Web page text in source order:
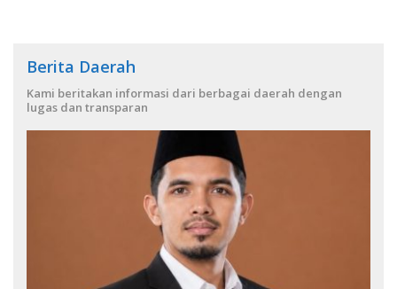
Berita Daerah
Kami beritakan informasi dari berbagai daerah dengan
lugas dan transparan